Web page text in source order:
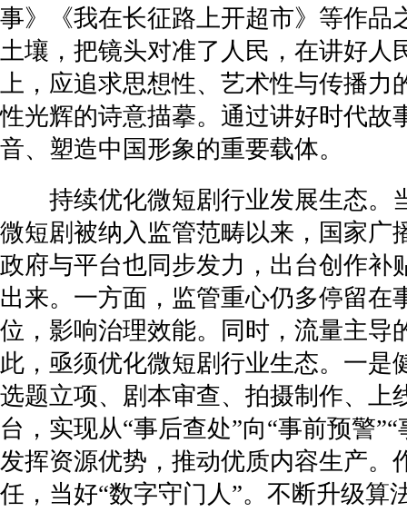
事》《我在长征路上开超市》等作品
土壤，把镜头对准了人民，在讲好人
上，应追求思想性、艺术性与传播力
性光辉的诗意描摹。通过讲好时代故
音、塑造中国形象的重要载体。
持续优化微短剧行业发展生态。当
微短剧被纳入监管范畴以来，国家广
政府与平台也同步发力，出台创作补
出来。一方面，监管重心仍多停留
位，影响治理效能。同时，流量主导
此，亟须优化微短剧行业生态。一
选题立项、剧本审查、拍摄制作、上
台，实现从“事后查处”向“事前预警
发挥资源优势，推动优质内容生产。
任，当好“数字守门人”。不断升级